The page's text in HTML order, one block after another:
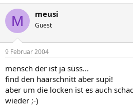
M meusi
Guest
9 Februar 2004
mensch der ist ja süss...
find den haarschnitt aber supi!
aber um die locken ist es auch
wieder ;-)